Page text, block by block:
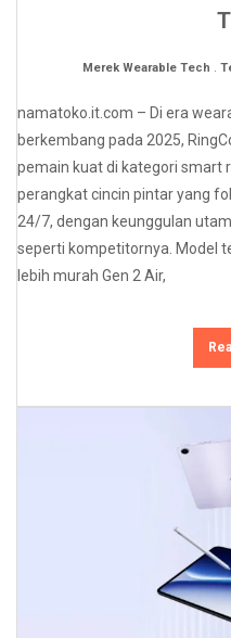
Merek Wearable Tech .
namatoko.it.com – Di era
berkembang pada 2025,
pemain kuat di kategori smart
perangkat cincin pintar yang
24/7, dengan keunggulan
seperti kompetitornya. Model
lebih murah Gen 2 Air,